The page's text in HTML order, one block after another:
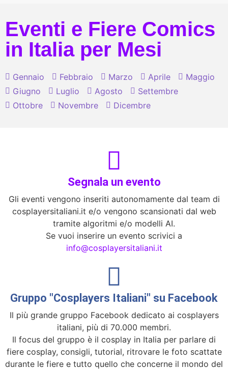
Eventi e Fiere Comics
in Italia per Mesi
Gennaio Febbraio Marzo Aprile
Maggio
Giugno
Luglio Agosto
Settembre
Ottobre
Novembre Dicembre
Segnala un evento
Gli eventi vengono inseriti autonomamente dal team di
cosplayersitaliani.it e/o vengono scansionati dal web
tramite algoritmi e/o modelli AI.
Se vuoi inserire un evento scrivici a
info@cosplayersitaliani.it
Gruppo "Cosplayers Italiani" su Facebook
Il più grande gruppo Facebook dedicato ai cosplayers
italiani, più di 70.000 membri.
Il focus del gruppo è il cosplay in Italia per parlare di
fiere cosplay, consigli, tutorial, ritrovare le foto scattate
durante le fiere e tutto quello che concerne il mondo del